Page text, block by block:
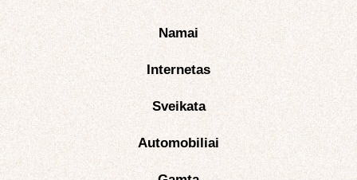
Namai
Internetas
Sveikata
Automobiliai